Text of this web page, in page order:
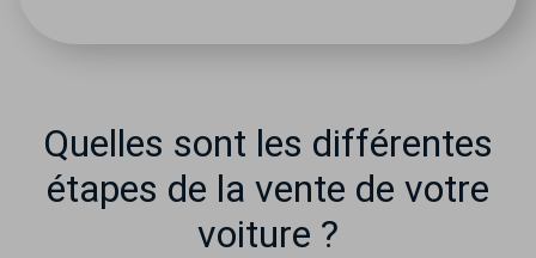
Quelles sont les différentes
étapes de la vente de votre
voiture ?